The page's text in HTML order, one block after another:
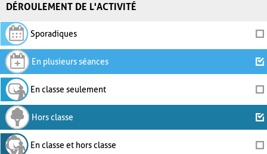
DÉROULEMENT DE L'ACTIVITÉ
Sporadiques
En plusieurs séances
En classe seulement
Hors classe
En classe et hors classe